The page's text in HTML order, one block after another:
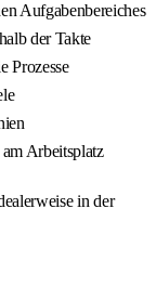
Aufgabenbereiches
der Takte
Prozesse
Arbeitsplatz
in der